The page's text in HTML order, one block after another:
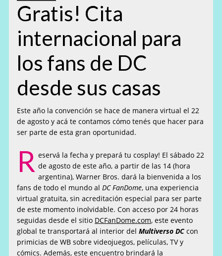
Gratis! Cita
internacional para
los fans de DC
desde sus casas
Este año la convención se hace de manera virtual el 22
de agosto y acá te contamos cómo tenés que hacer para
ser parte de esta gran oportunidad.
R eservá la fecha y prepará tu cosplay! El sábado 22
de agosto de este año, a partir de las 14 (hora
argentina), Warner Bros. dará la bienvenida a los
fans de todo el mundo al DC FanDome, una experiencia
virtual gratuita, sin acreditación especial para ser parte
de este momento inolvidable. Con acceso por 24 horas
seguidas desde el sitio DCFanDome.com, este evento
global te transportará al interior delMultiverso DC con
primicias de WB sobre videojuegos, películas, TV y
cómics. Además, este encuentro brindará la